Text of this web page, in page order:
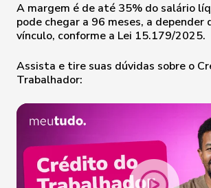
A margem é de até 35% do salário
pode chegar a 96 meses, a depender
vínculo, conforme a Lei 15.179/2025.
Assista e tire suas dúvidas sobre o
Trabalhador: